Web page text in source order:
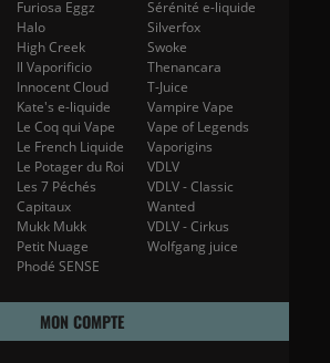
Furiosa Eggz
Halo
High Creek
Il Vaporificio
Innocent Cloud
Kate's e-liquide
Le Coq qui Vape
Le French Liquide
Le Potager du Roi
Les 7 Péchés
Capitaux
Mukk Mukk
Petit Nuage
Phodé SENSE
Sérénité e-liquide
Silverfox
Swoke
Thenancara
T-Juice
Vampire Vape
Vape of Legends
Vaporigins
VDLV
VDLV - Classic
Wanted
VDLV - Cirkus
Wolfgang juice
MON COMPTE